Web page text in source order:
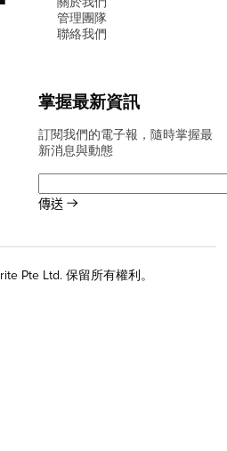
管理團隊
聯絡我們
掌握最新資訊
訂閱我們的電子報，隨時掌握最
新消息與動態
Pte Ltd. 保留所有權利。